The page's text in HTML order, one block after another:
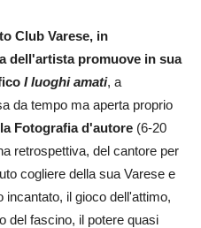
Club Varese, in
dell'artista promuove in sua
I luoghi amati, a
da tempo ma aperta proprio
Fotografia d'autore (6-20
retrospettiva, del cantore per
cogliere della sua Varese e
incantato, il gioco dell'attimo,
del fascino, il potere quasi